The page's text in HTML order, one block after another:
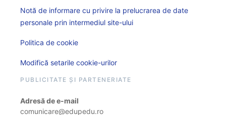
Notă de informare cu privire la prelucrarea de date
personale prin intermediul site-ului
Politica de cookie
Modifică setarile cookie-urilor
PUBLICITATE ȘI PARTENERIATE
Adresă de e-mail
comunicare@edupedu.ro